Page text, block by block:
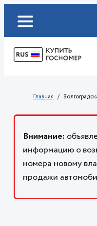
Главная
Внимание:
информацию о
номера новому
продажи